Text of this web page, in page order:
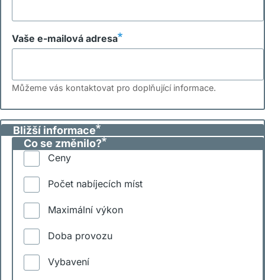
Vaše e-mailová adresa
Můžeme vás kontaktovat pro doplňující informace.
Bližší informace
Co se změnilo?
Ceny
Počet nabíjecích míst
Maximální výkon
Doba provozu
Vybavení